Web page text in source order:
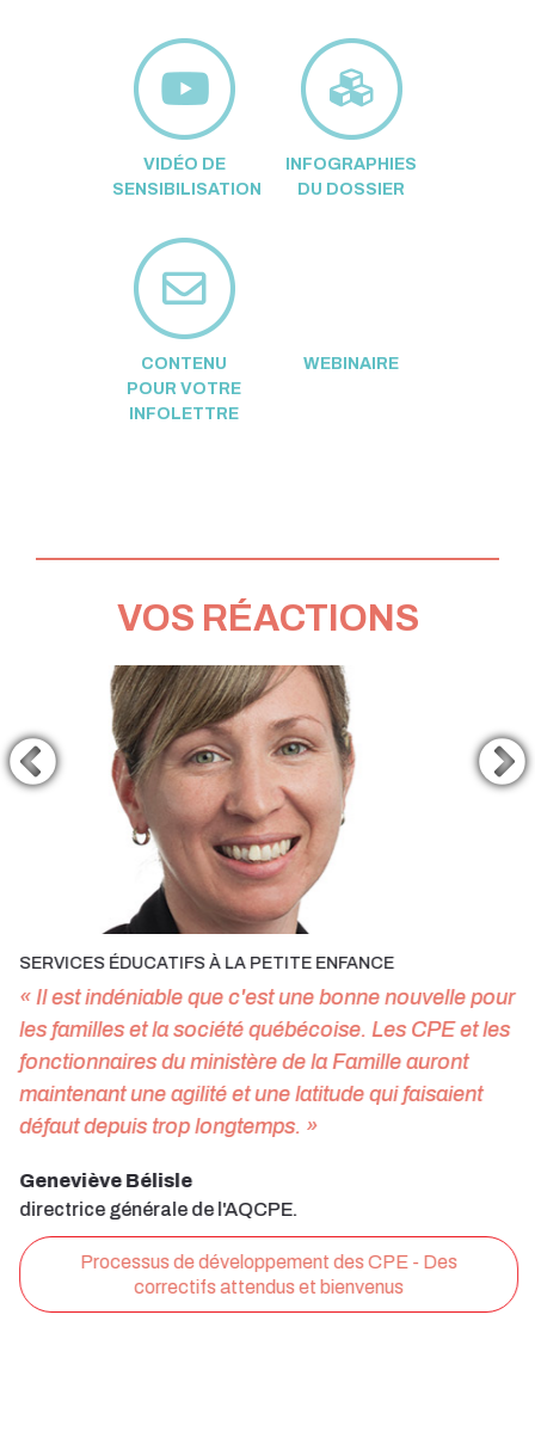
VIDÉO DE
SENSIBILISATION
INFOGRAPHIES
DU DOSSIER
CONTENU
POUR VOTRE
INFOLETTRE
WEBINAIRE
VOS RÉACTIONS
SERVICES ÉDUCATIFS À LA PETITE ENFANCE
« Il est indéniable que c'est une bonne nouvelle pour
les familles et la société québécoise. Les CPE et les
fonctionnaires du ministère de la Famille auront
maintenant une agilité et une latitude qui faisaient
défaut depuis trop longtemps. »
Geneviève Bélisle
directrice générale de l'AQCPE.
Processus de développement des CPE - Des
correctifs attendus et bienvenus